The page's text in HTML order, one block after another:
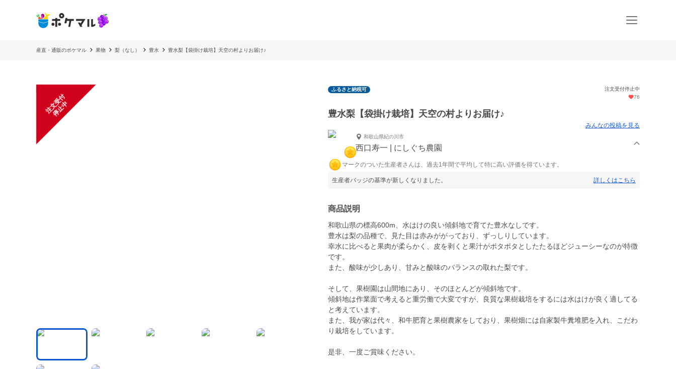
産直・通販のポケマル 果物 梨（なし） 豊水 豊水梨【袋掛け栽培】天空の村よりお届け♪
注
文
受
付
停
止
中
ふるさと納税可
注文受付停止中
76
豊水梨【袋掛け栽培】天空の村よりお届け♪
みんなの投稿を見る
和歌山県紀の川市
西口寿一 | にしぐち農園
マークのついた生産者さんは、過去1年間で平均して特に高い評価を得ています。
生産者バッジの基準が新しくなりました。 詳しくはこちら
商品説明
和歌山県の標高600m、水はけの良い傾斜地で育てた豊水なしです。
豊水は梨の品種で、見た目は赤みががっており、ずっしりしています。
幸水に比べると果肉が柔らかく、皮を剥くと果汁がポタポタとしたたるほどジューシーなのが特徴
です。
また、酸味が少しあり、甘みと酸味のバランスの取れた梨です。
そして、果樹園は山間地にあり、そのほとんどが傾斜地です。
傾斜地は作業面で考えると重労働で大変ですが、良質な果樹栽培をするには水はけが良く適してる
と考えています。
また、我が家は代々、和牛肥育と果樹農家をしており、果樹畑には自家製牛糞堆肥を入れ、こだわ
り栽培をしています。
是非、一度ご賞味ください。